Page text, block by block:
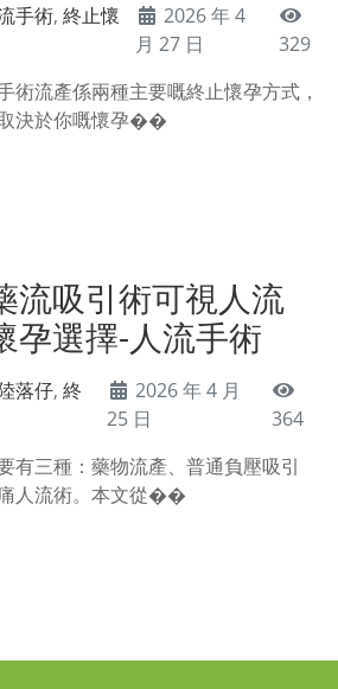
手術,終止懷
2026 年 4
月 27 日
329
術流產係兩種主要嘅終止懷孕方式，
決於你嘅懷孕��
流吸引術可視人流
孕選擇-人流手術
落仔,終
2026 年 4 月
25 日
364
有三種：藥物流產、普通負壓吸引
人流術。本文從��